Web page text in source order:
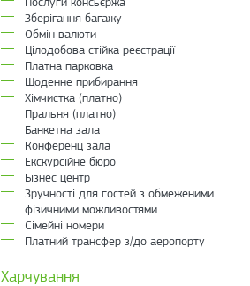
Зберігання багажу
Обмін валюти
Цілодобова стійка реєстрації
Платна парковка
Щоденне прибирання
Хімчистка (платно)
Пральня (платно)
Банкетна зала
Конференц зала
Екскурсійне бюро
Бізнес центр
Зручності для гостей з обмеженими
фізичними можливостями
Сімейні номери
Платний трансфер з/до аеропорту
Харчування